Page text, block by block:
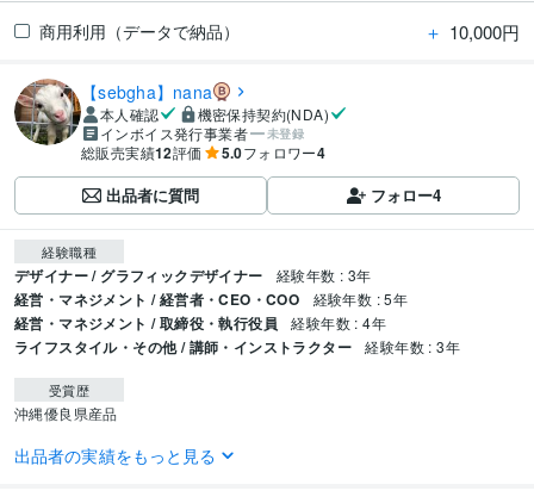
商用利用（データで納品） ＋ 10,000円
【sebgha】nana
本人確認
機密保持契約(NDA)
インボイス発行事業者
未登録
総販売実績12評価 5.0フォロワー4
出品者に質問 フォロー4
経験職種
デザイナー / グラフィックデザイナー 経験年数 : 3年
経営・マネジメント / 経営者・CEO・COO 経験年数 : 5年
経営・マネジメント / 取締役・執行役員 経験年数 : 4年
ライフスタイル・その他 / 講師・インストラクター 経験年数 : 3年
受賞歴
沖縄優良県産品
資格・検定
出品者の実績をもっと見る